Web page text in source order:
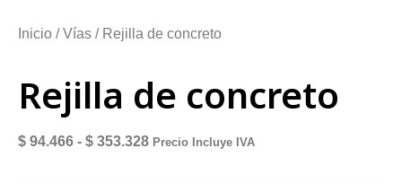
Inicio /Vías / Rejilla de concreto
Rejilla de concreto
$ 94.466 - $ 353.328 Precio Incluye IVA